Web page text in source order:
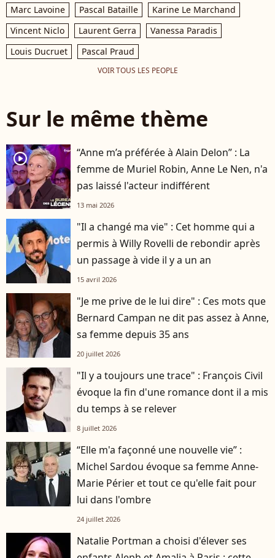
Marc Lavoine Pascal Bataille
Karine Le Marchand
Vincent Niclo
Laurent Gerra
Vanessa Paradis
Louis Ducruet
Pascal Praud
VOIR TOUS LES PEOPLE
Sur le même thème
player2
“Anne m’a préférée à Alain Delon” : La
femme de Muriel Robin, Anne Le Nen, n'a
pas laissé l'acteur indifférent
13 mai 2026
"Il a changé ma vie" : Cet homme qui a
permis à Willy Rovelli de rebondir après
un passage à vide il y a un an
15 avril 2026
"Je me prive de le lui dire" : Ces mots que
Bernard Campan ne dit pas assez à Anne,
sa femme depuis 35 ans
20 juillet 2026
"Il y a toujours une trace" : François Civil
évoque la fin d'une romance dont il a mis
du temps à se relever
8 juillet 2026
“Elle m'a façonné une nouvelle vie” :
Michel Sardou évoque sa femme Anne-
Marie Périer et tout ce qu'elle fait pour
lui dans l'ombre
24 juillet 2026
Natalie Portman a choisi d'élever ses